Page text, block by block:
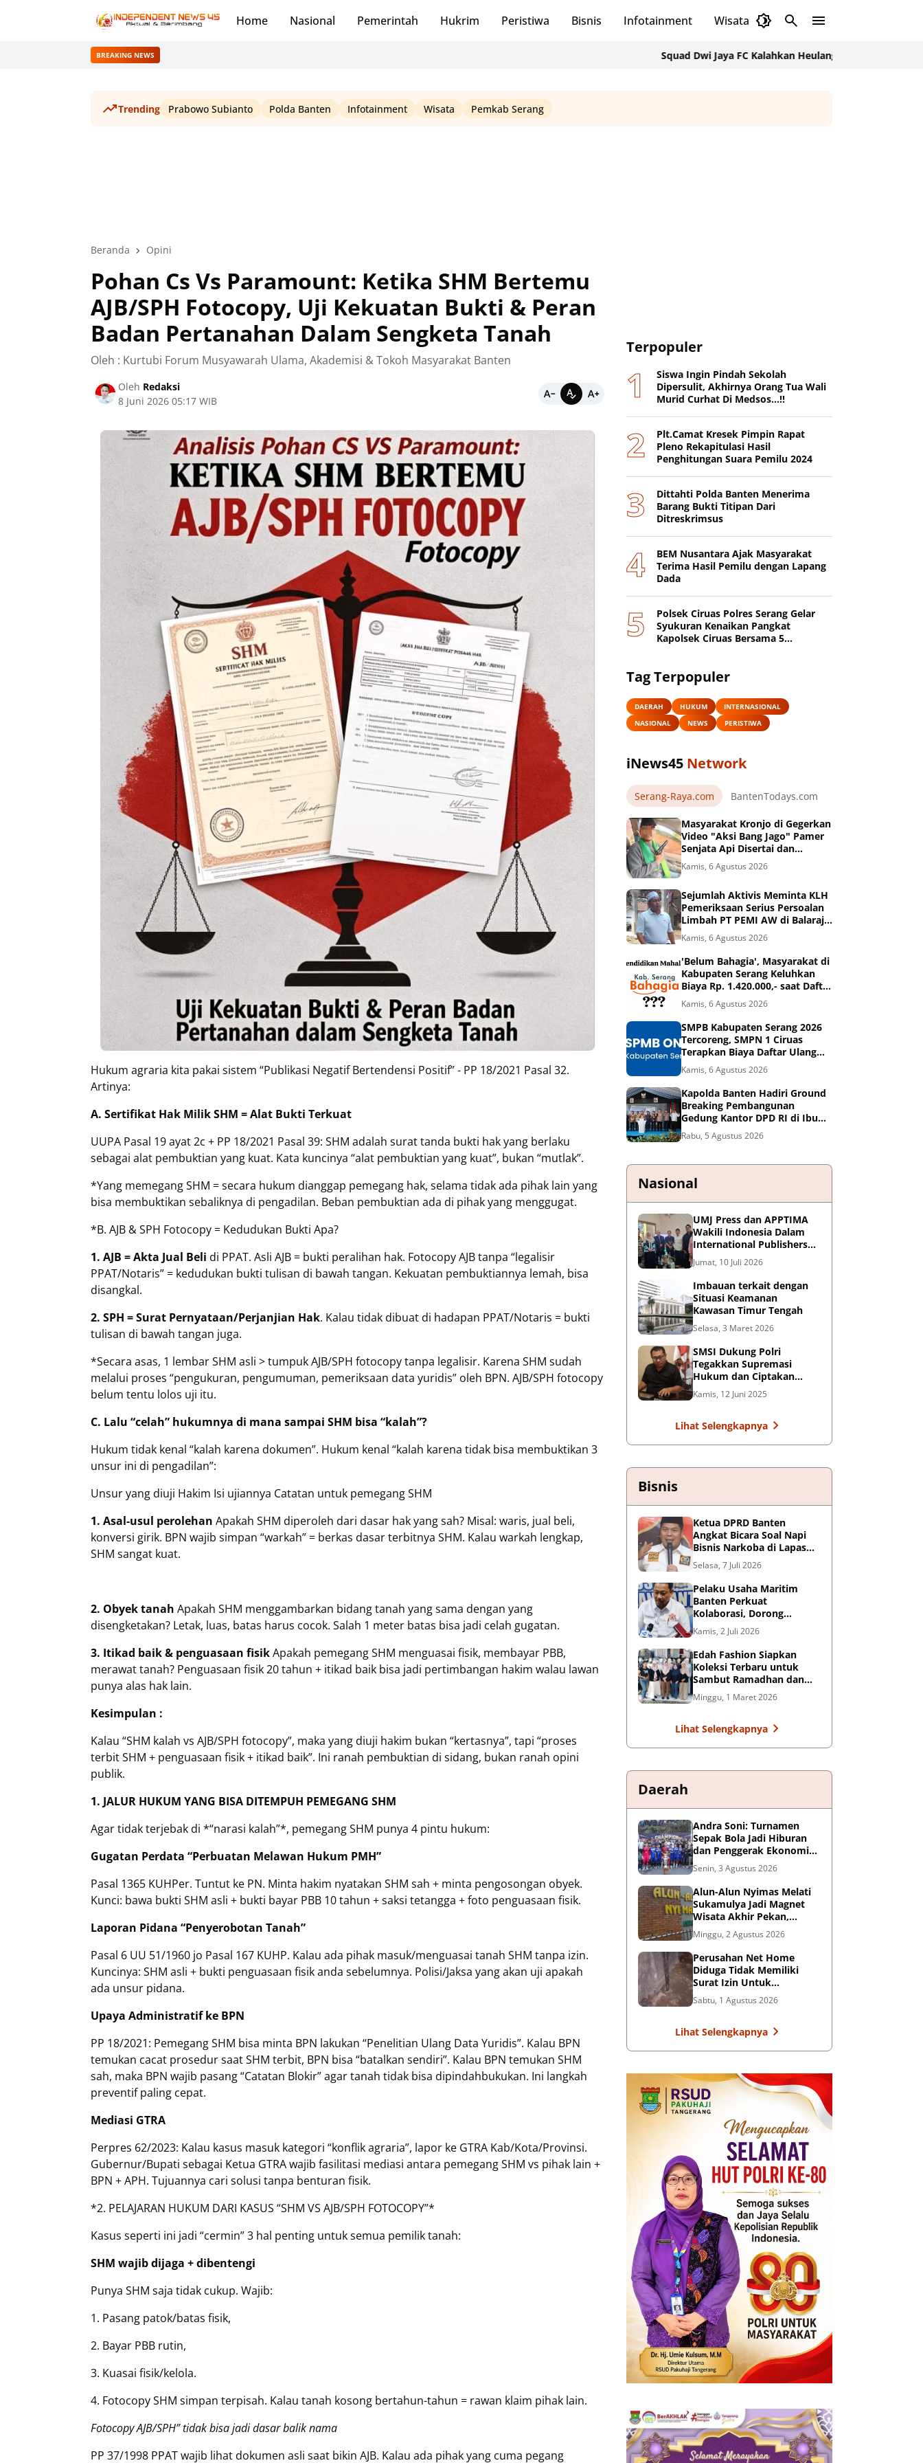
Home Nasional Pemerintah Hukrim Peristiwa Bisnis Infotainment Wisata Daerah
BREAKING NEWS Squad Dwi Jaya FC Kalahkan Heulang Bodas Skor 2-1 di
Trending Prabowo Subianto Polda Banten Infotainment Wisata Pemkab Serang
Beranda Opini
Pohan Cs Vs Paramount: Ketika SHM Bertemu
AJB/SPH Fotocopy, Uji Kekuatan Bukti & Peran
Badan Pertanahan Dalam Sengketa Tanah
Oleh : Kurtubi Forum Musyawarah Ulama, Akademisi & Tokoh Masyarakat Banten
Oleh Redaksi
8 Juni 2026 05:17 WIB
Hukum agraria kita pakai sistem “Publikasi Negatif Bertendensi Positif” - PP 18/2021 Pasal 32.
Artinya:
A. Sertifikat Hak Milik SHM = Alat Bukti Terkuat
UUPA Pasal 19 ayat 2c + PP 18/2021 Pasal 39: SHM adalah surat tanda bukti hak yang berlaku
sebagai alat pembuktian yang kuat. Kata kuncinya “alat pembuktian yang kuat”, bukan “mutlak”.
*Yang memegang SHM = secara hukum dianggap pemegang hak, selama tidak ada pihak lain yang
bisa membuktikan sebaliknya di pengadilan. Beban pembuktian ada di pihak yang menggugat.
*B. AJB & SPH Fotocopy = Kedudukan Bukti Apa?
1. AJB = Akta Jual Beli di PPAT. Asli AJB = bukti peralihan hak. Fotocopy AJB tanpa “legalisir
PPAT/Notaris” = kedudukan bukti tulisan di bawah tangan. Kekuatan pembuktiannya lemah, bisa
disangkal.
2. SPH = Surat Pernyataan/Perjanjian Hak. Kalau tidak dibuat di hadapan PPAT/Notaris = bukti
tulisan di bawah tangan juga.
*Secara asas, 1 lembar SHM asli > tumpuk AJB/SPH fotocopy tanpa legalisir. Karena SHM sudah
melalui proses “pengukuran, pengumuman, pemeriksaan data yuridis” oleh BPN. AJB/SPH fotocopy
belum tentu lolos uji itu.
C. Lalu “celah” hukumnya di mana sampai SHM bisa “kalah”?
Hukum tidak kenal “kalah karena dokumen”. Hukum kenal “kalah karena tidak bisa membuktikan 3
unsur ini di pengadilan”:
Unsur yang diuji Hakim Isi ujiannya Catatan untuk pemegang SHM
1. Asal-usul perolehan Apakah SHM diperoleh dari dasar hak yang sah? Misal: waris, jual beli,
konversi girik. BPN wajib simpan “warkah” = berkas dasar terbitnya SHM. Kalau warkah lengkap,
SHM sangat kuat.
2. Obyek tanah Apakah SHM menggambarkan bidang tanah yang sama dengan yang
disengketakan? Letak, luas, batas harus cocok. Salah 1 meter batas bisa jadi celah gugatan.
3. Itikad baik & penguasaan fisikApakah pemegang SHM menguasai fisik, membayar PBB,
merawat tanah? Penguasaan fisik 20 tahun + itikad baik bisa jadi pertimbangan hakim walau lawan
punya alas hak lain.
Kesimpulan :
Kalau “SHM kalah vs AJB/SPH fotocopy”, maka yang diuji hakim bukan “kertasnya”, tapi “proses
terbit SHM + penguasaan fisik + itikad baik”. Ini ranah pembuktian di sidang, bukan ranah opini
publik.
1. JALUR HUKUM YANG BISA DITEMPUH PEMEGANG SHM
Agar tidak terjebak di *“narasi kalah”*, pemegang SHM punya 4 pintu hukum:
Gugatan Perdata “Perbuatan Melawan Hukum PMH”
Pasal 1365 KUHPer. Tuntut ke PN. Minta hakim nyatakan SHM sah + minta pengosongan obyek.
Kunci: bawa bukti SHM asli + bukti bayar PBB 10 tahun + saksi tetangga + foto penguasaan fisik.
Laporan Pidana “Penyerobotan Tanah”
Pasal 6 UU 51/1960 jo Pasal 167 KUHP. Kalau ada pihak masuk/menguasai tanah SHM tanpa izin.
Kuncinya: SHM asli + bukti penguasaan fisik anda sebelumnya. Polisi/Jaksa yang akan uji apakah
ada unsur pidana.
Upaya Administratif ke BPN
PP 18/2021: Pemegang SHM bisa minta BPN lakukan “Penelitian Ulang Data Yuridis”. Kalau BPN
temukan cacat prosedur saat SHM terbit, BPN bisa “batalkan sendiri”. Kalau BPN temukan SHM
sah, maka BPN wajib pasang “Catatan Blokir” agar tanah tidak bisa dipindahbukukan. Ini langkah
preventif paling cepat.
Mediasi GTRA
Perpres 62/2023: Kalau kasus masuk kategori “konflik agraria”, lapor ke GTRA Kab/Kota/Provinsi.
Gubernur/Bupati sebagai Ketua GTRA wajib fasilitasi mediasi antara pemegang SHM vs pihak lain +
BPN + APH. Tujuannya cari solusi tanpa benturan fisik.
*2. PELAJARAN HUKUM DARI KASUS “SHM VS AJB/SPH FOTOCOPY”*
Kasus seperti ini jadi “cermin” 3 hal penting untuk semua pemilik tanah:
SHM wajib dijaga + dibentengi
Punya SHM saja tidak cukup. Wajib:
1. Pasang patok/batas fisik,
2. Bayar PBB rutin,
3. Kuasai fisik/kelola.
4. Fotocopy SHM simpan terpisah. Kalau tanah kosong bertahun-tahun = rawan klaim pihak lain.
Fotocopy AJB/SPH” tidak bisa jadi dasar balik nama
PP 37/1998 PPAT wajib lihat dokumen asli saat bikin AJB. Kalau ada pihak yang cuma pegang
Terpopuler
Siswa Ingin Pindah Sekolah
Dipersulit, Akhirnya Orang Tua Wali
Murid Curhat Di Medsos...!!
Plt.Camat Kresek Pimpin Rapat
Pleno Rekapitulasi Hasil
Penghitungan Suara Pemilu 2024
Dittahti Polda Banten Menerima
Barang Bukti Titipan Dari
Ditreskrimsus
BEM Nusantara Ajak Masyarakat
Terima Hasil Pemilu dengan Lapang
Dada
Polsek Ciruas Polres Serang Gelar
Syukuran Kenaikan Pangkat
Kapolsek Ciruas Bersama 5
Tag Terpopuler
DAERAH HUKUM
INTERNASIONAL
NASIONAL
NEWS PERISTIWA
iNews45 Network
Serang-Raya.com BantenTodays.com
Masyarakat Kronjo di Gegerkan
Video "Aksi Bang Jago" Pamer
Senjata Api Disertai dan
Pengancaman Beredar Luas di
Medsos
Kamis, 6 Agustus 2026
Sejumlah Aktivis Meminta KLH
Pemeriksaan Serius Persoalan
Limbah PT PEMI AW di Balaraja
- Tangerang
Kamis, 6 Agustus 2026
'Belum Bahagia', Masyarakat di
Kabupaten Serang Keluhkan
Biaya Rp. 1.420.000,- saat Daftar
Ulang di SMPN 1 Ciruas
Kamis, 6 Agustus 2026
SMPB Kabupaten Serang 2026
Tercoreng, SMPN 1 Ciruas
Terapkan Biaya Daftar Ulang
Sebesar Rp. 1.420.000,?
Kamis, 6 Agustus 2026
Kapolda Banten Hadiri Ground
Breaking Pembangunan
Gedung Kantor DPD RI di Ibu
Kota Provinsi Banten
Rabu, 5 Agustus 2026
Nasional
UMJ Press dan APPTIMA
Wakili Indonesia Dalam
International Publishers
Congress 2026 di Malaysia
Jumat, 10 Juli 2026
Imbauan terkait dengan
Situasi Keamanan
Kawasan Timur Tengah
Selasa, 3 Maret 2026
SMSI Dukung Polri
Tegakkan Supremasi
Hukum dan Ciptakan
Kondusifitas Nasional
Kamis, 12 Juni 2025
Lihat Selengkapnya
Bisnis
Ketua DPRD Banten
Angkat Bicara Soal Napi
Bisnis Narkoba di Lapas
Kelas I Tangerang: Harus
Ditindak Tegas
Selasa, 7 Juli 2026
Pelaku Usaha Maritim
Banten Perkuat
Kolaborasi, Dorong
Kemajuan Sektor
Pelabuhan
Kamis, 2 Juli 2026
Edah Fashion Siapkan
Koleksi Terbaru untuk
Sambut Ramadhan dan
Lebaran di Pasar Ceplak
Minggu, 1 Maret 2026
Lihat Selengkapnya
Daerah
Andra Soni: Turnamen
Sepak Bola Jadi Hiburan
dan Penggerak Ekonomi
Rakyat
Senin, 3 Agustus 2026
Alun-Alun Nyimas Melati
Sukamulya Jadi Magnet
Wisata Akhir Pekan,
UMKM Ikut Terdongkrak
Minggu, 2 Agustus 2026
Perusahan Net Home
Diduga Tidak Memiliki
Surat Izin Untuk
Pemasangan Tiang
Internet, Dikeluhkan
Sabtu, 1 Agustus 2026
Lihat Selengkapnya